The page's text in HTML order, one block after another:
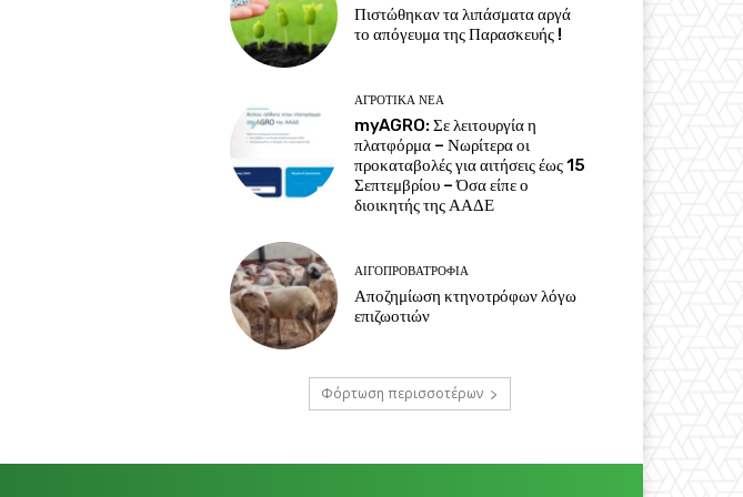
Πιστώθηκαν τα λιπάσματα αργά
το απόγευμα της Παρασκευής !
ΑΓΡΟΤΙΚΆ ΝΈΑ
myAGRO: Σε λειτουργία η
πλατφόρμα – Νωρίτερα οι
προκαταβολές για αιτήσεις έως 15
Σεπτεμβρίου – Όσα είπε ο
διοικητής της ΑΑΔΕ
ΑΙΓΟΠΡΟΒΑΤΡΟΦΊΑ
Αποζημίωση κτηνοτρόφων λόγω
επιζωοτιών
Φόρτωση περισσοτέρων